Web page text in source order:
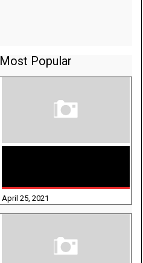
Most Popular
April 25, 2021